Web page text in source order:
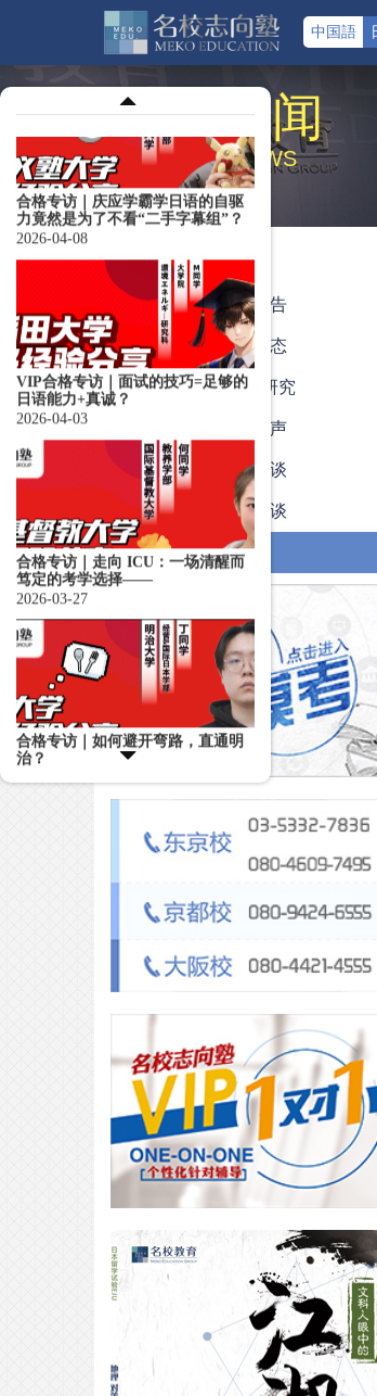
中国語
新 闻
NEWS
全部
名校公告
最新动态
教学与研究
学员心声
导师访谈
焦点访谈
活动
合格专访｜庆应学霸学日语的自驱
力竟然是为了不看“二手字幕组”？
VIP合格专访｜面试的技巧=足够的
日语能力+真诚？
2026-04-03
合格专访｜走向 ICU：一场清醒而
笃定的考学选择——
2026-03-27
合格专访｜如何避开弯路，直通明
治？
2026-03-26
洗足学园最强攻略，参上！
VIP合格专访｜面试含量100%考学
合格专访｜从东北大学齿学部假浪
到东京科学大学——梦校我回来
边上学边挣钱？在明治大学三年的
奖学金体验谈！